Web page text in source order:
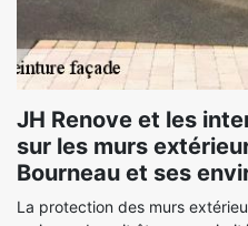
JH Renove et les
sur les murs
Bourneau et ses
La protection des murs